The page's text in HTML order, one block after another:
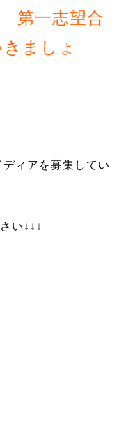
合
ましょ
ィアを募集してい
い↓↓↓